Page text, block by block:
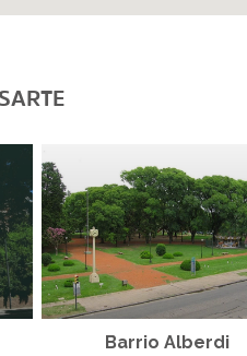
Barrio Alberdi